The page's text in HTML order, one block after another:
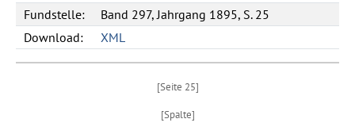
Fundstelle:
Band 297, Jahrgang 1895, S. 25
Download:
XML